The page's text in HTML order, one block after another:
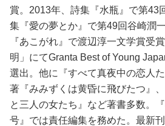
賞。2013年、詩集『水瓶』で第43
集『愛の夢とか』で第49回谷崎潤
『あこがれ』で渡辺淳一文学賞受
明」にてGranta Best of Young
選出。他に『すべて真夜中の恋人
著『みみずくは黄昏に飛びたつ』
と三人の女たち』など著書多数。
号』では責任編集を務めた。最新